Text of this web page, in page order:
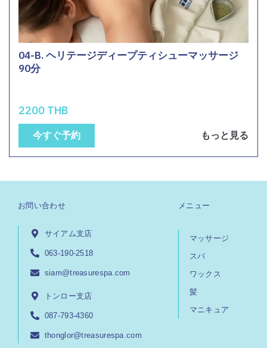
04-B. ヘリテージディープティシューマッサージ
90分
2200 THB
今すぐ予約 もっと見る
お問い合わせ
サイアム支店
063-190-2518
siam@treasurespa.com
トンロー支店
087-793-4360
thonglor@treasurespa.com
メニュー
マッサージ
スパ
ワックス
髪
マニキュア